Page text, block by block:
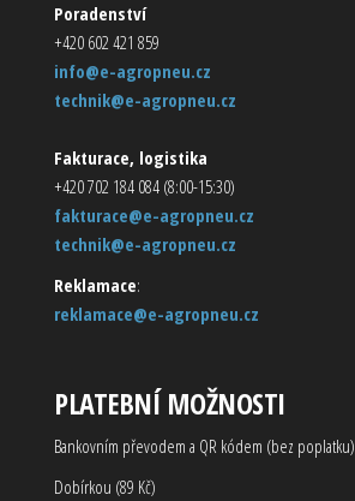
Poradenství
+420 602 421 859
info@e-agropneu.cz
technik@e-agropneu.cz
Fakturace, logistika
+420 702 184 084 (8:00-15:30)
fakturace@e-agropneu.cz
technik@e-agropneu.cz
Reklamace:
reklamace@e-agropneu.cz
PLATEBNÍ MOŽNOSTI
Bankovním převodem a QR kódem (bez poplatku)
Dobírkou (89 Kč)